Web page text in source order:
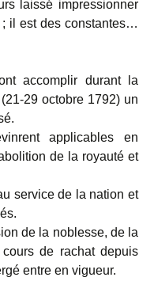
laissé impressionner
il est des constantes…
accomplir durant la
29 octobre 1792) un
applicables en
de la royauté et
service de la nation et
de la noblesse, de la
de rachat depuis
entre en vigueur.